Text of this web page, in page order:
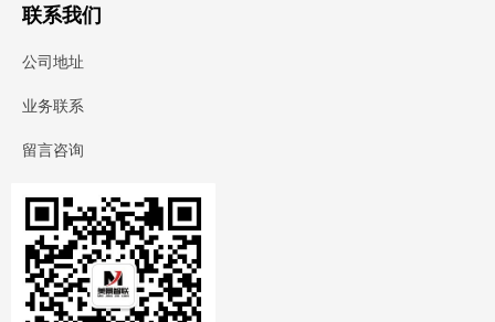
公司地址
业务联系
留言咨询
联系我们